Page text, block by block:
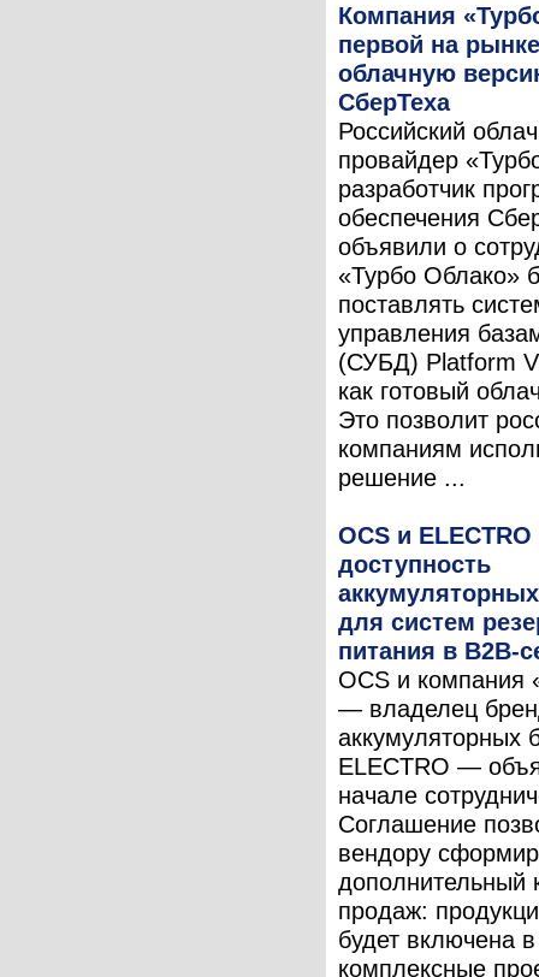
Компания
первой на
облачную
СберТеха
Российский
провайдер
разработчик
обеспечения
объявили о
«Турбо Облако»
поставлять
управления
(СУБД) Platform
как готовый
Это позволит
компаниям
решение ...
OCS и
доступность
для систем
питания в B2B-
OCS и компания
— владелец
аккумуляторных
ELECTRO —
начале
Соглашение
вендору
дополнительный
продаж:
будет включена в
комплексные